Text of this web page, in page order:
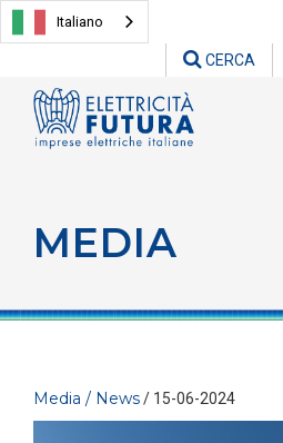
Italiano
CERCA
MEDIA
Media / News/ 15-06-2024